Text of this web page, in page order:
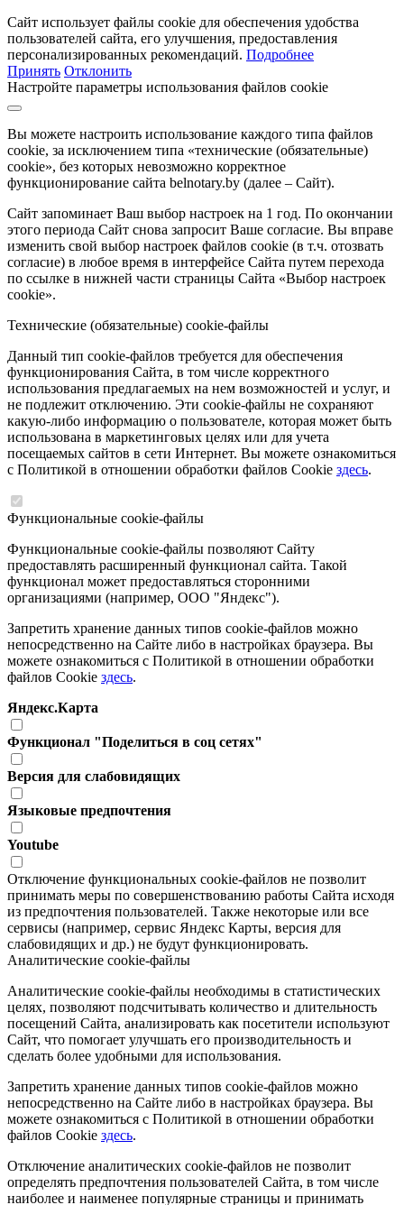
Сайт использует файлы cookie для обеспечения удобства
пользователей сайта, его улучшения, предоставления
персонализированных рекомендаций. Подробнее
Принять Отклонить
Настройте параметры использования файлов cookie
Вы можете настроить использование каждого типа файлов
cookie, за исключением типа «технические (обязательные)
cookie», без которых невозможно корректное
функционирование сайта belnotary.by (далее – Сайт).
Сайт запоминает Ваш выбор настроек на 1 год. По окончании
этого периода Сайт снова запросит Ваше согласие. Вы вправе
изменить свой выбор настроек файлов cookie (в т.ч. отозвать
согласие) в любое время в интерфейсе Сайта путем перехода
по ссылке в нижней части страницы Сайта «Выбор настроек
cookie».
Технические (обязательные) cookie-файлы
Данный тип cookie-файлов требуется для обеспечения
функционирования Сайта, в том числе корректного
использования предлагаемых на нем возможностей и услуг, и
не подлежит отключению. Эти cookie-файлы не сохраняют
какую-либо информацию о пользователе, которая может быть
использована в маркетинговых целях или для учета
посещаемых сайтов в сети Интернет. Вы можете ознакомиться
с Политикой в отношении обработки файлов Cookie здесь.
Функциональные cookie-файлы
Функциональные cookie-файлы позволяют Сайту
предоставлять расширенный функционал сайта. Такой
функционал может предоставляться сторонними
организациями (например, ООО "Яндекс").
Запретить хранение данных типов cookie-файлов можно
непосредственно на Сайте либо в настройках браузера. Вы
можете ознакомиться с Политикой в отношении обработки
файлов Cookie здесь.
Яндекс.Карта
Функционал "Поделиться в соц сетях"
Версия для слабовидящих
Языковые предпочтения
Youtube
Отключение функциональных cookie-файлов не позволит
принимать меры по совершенствованию работы Сайта исходя
из предпочтения пользователей. Также некоторые или все
сервисы (например, сервис Яндекс Карты, версия для
слабовидящих и др.) не будут функционировать.
Аналитические cookie-файлы
Аналитические cookie-файлы необходимы в статистических
целях, позволяют подсчитывать количество и длительность
посещений Сайта, анализировать как посетители используют
Сайт, что помогает улучшать его производительность и
сделать более удобными для использования.
Запретить хранение данных типов cookie-файлов можно
непосредственно на Сайте либо в настройках браузера. Вы
можете ознакомиться с Политикой в отношении обработки
файлов Cookie здесь.
Отключение аналитических cookie-файлов не позволит
определять предпочтения пользователей Сайта, в том числе
наиболее и наименее популярные страницы и принимать